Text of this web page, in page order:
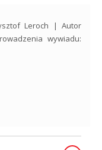
Leroch | Autor
wywiadu: